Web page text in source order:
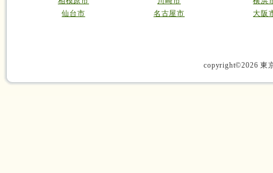
仙台市
名古屋市 大阪
copyright©2026 東